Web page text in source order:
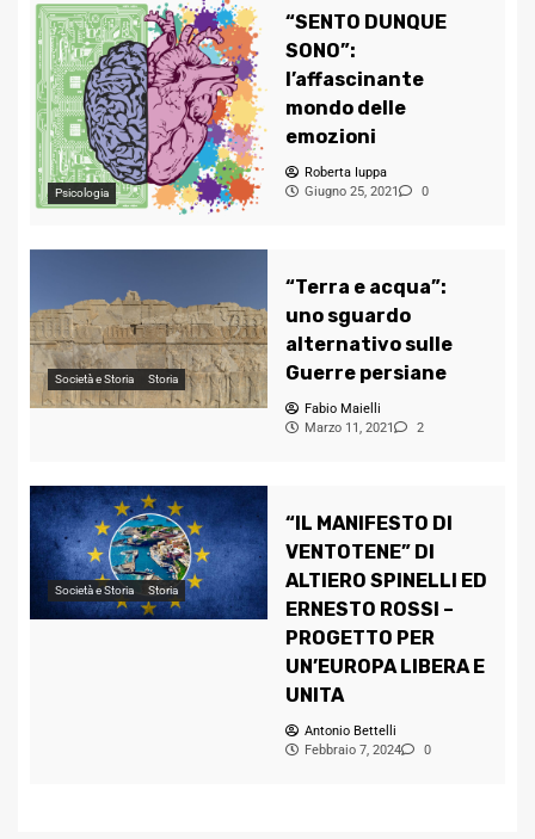
Psicologia
“SENTO DUNQUE
SONO”:
l’affascinante
mondo delle
emozioni
Roberta Iuppa
Giugno 25, 2021
0
Società e Storia Storia
“Terra e acqua”:
uno sguardo
alternativo sulle
Guerre persiane
Fabio Maielli
Marzo 11, 2021
2
Società e Storia Storia
“IL MANIFESTO DI
VENTOTENE” DI
ALTIERO SPINELLI ED
ERNESTO ROSSI –
PROGETTO PER
UN’EUROPA LIBERA E
UNITA
Antonio Bettelli
Febbraio 7, 2024
0